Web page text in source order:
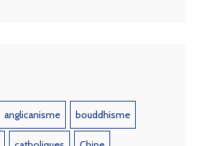
anglicanisme bouddhisme